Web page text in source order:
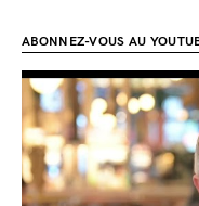
ABONNEZ-VOUS AU